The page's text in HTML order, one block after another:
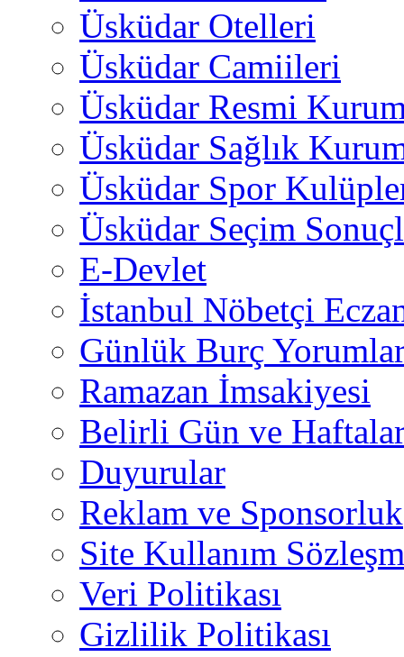
Üsküdar Otelleri
Üsküdar Camiileri
Üsküdar Resmi
Üsküdar Sağlık
Üsküdar Spor
Üsküdar Seçim
E-Devlet
İstanbul Nöbetçi
Günlük Burç
Ramazan İmsakiyesi
Belirli Gün ve
Duyurular
Reklam ve Sponsorluk
Site Kullanım
Veri Politikası
Gizlilik Politikası